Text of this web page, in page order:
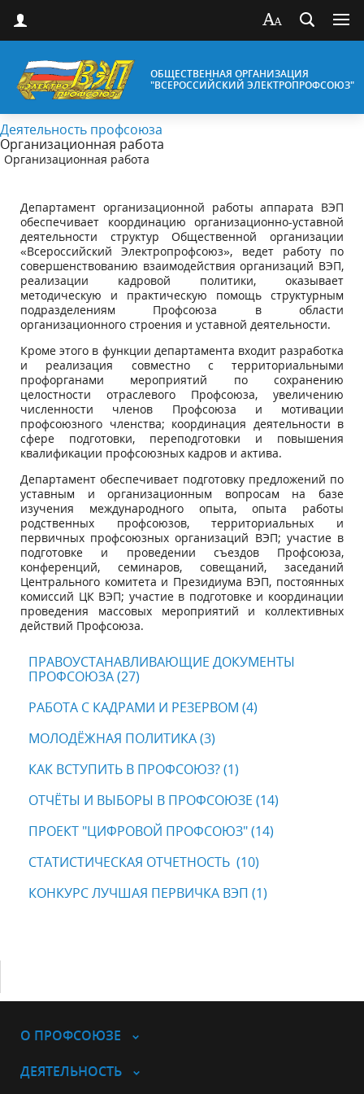
ОБЩЕСТВЕННАЯ ОРГАНИЗАЦИЯ
"ВСЕРОССИЙСКИЙ ЭЛЕКТРОПРОФСОЮЗ"
Деятельность профсоюза
Организационная работа
Организационная работа
Департамент организационной работы аппарата ВЭП
обеспечивает координацию организационно-уставной
деятельности структур Общественной организации
«Всероссийский Электропрофсоюз», ведет работу по
совершенствованию взаимодействия организаций ВЭП,
реализации кадровой политики, оказывает
методическую и практическую помощь структурным
подразделениям Профсоюза в области
организационного строения и уставной деятельности.
Кроме этого в функции департамента входит разработка
и реализация совместно с территориальными
профорганами мероприятий по сохранению
целостности отраслевого Профсоюза, увеличению
численности членов Профсоюза и мотивации
профсоюзного членства; координация деятельности в
сфере подготовки, переподготовки и повышения
квалификации профсоюзных кадров и актива.
Департамент обеспечивает подготовку предложений по
уставным и организационным вопросам на базе
изучения международного опыта, опыта работы
родственных профсоюзов, территориальных и
первичных профсоюзных организаций ВЭП; участие в
подготовке и проведении съездов Профсоюза,
конференций, семинаров, совещаний, заседаний
Центрального комитета и Президиума ВЭП, постоянных
комиссий ЦК ВЭП; участие в подготовке и координации
проведения массовых мероприятий и коллективных
действий Профсоюза.
ПРАВОУСТАНАВЛИВАЮЩИЕ ДОКУМЕНТЫ
ПРОФСОЮЗА (27)
РАБОТА С КАДРАМИ И РЕЗЕРВОМ (4)
МОЛОДЁЖНАЯ ПОЛИТИКА (3)
КАК ВСТУПИТЬ В ПРОФСОЮЗ? (1)
ОТЧЁТЫ И ВЫБОРЫ В ПРОФСОЮЗЕ (14)
ПРОЕКТ "ЦИФРОВОЙ ПРОФСОЮЗ" (14)
СТАТИСТИЧЕСКАЯ ОТЧЕТНОСТЬ (10)
КОНКУРС ЛУЧШАЯ ПЕРВИЧКА ВЭП (1)
О ПРОФСОЮЗЕ
ДЕЯТЕЛЬНОСТЬ